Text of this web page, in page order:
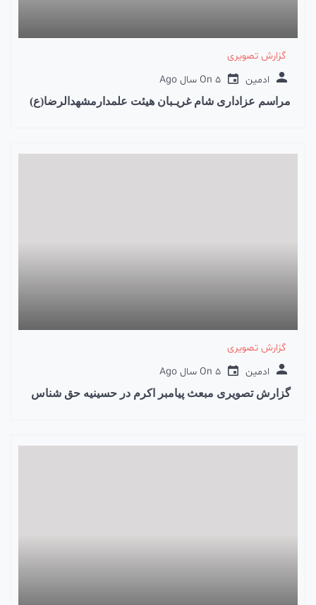
گزارش تصویری
ادمین
On 5 سال Ago
مراسم عزاداری شام غریـبان هیئت علمدارمشهدالرضا(ع)
گزارش تصویری
ادمین
On 5 سال Ago
گزارش تصویری مبعث پیامبر اکرم در حسینیه حق شناس